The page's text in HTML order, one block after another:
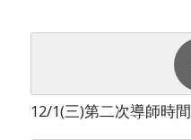
12/1(三)第二次導師時間